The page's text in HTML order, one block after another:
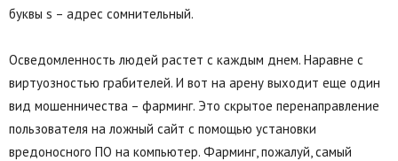
буквы s – адрес сомнительный.
Осведомленность людей растет с каждым днем. Наравне с
виртуозностью грабителей. И вот на арену выходит еще один
вид мошенничества – фарминг. Это скрытое перенаправление
пользователя на ложный сайт с помощью установки
вредоносного ПО на компьютер. Фарминг, пожалуй, самый